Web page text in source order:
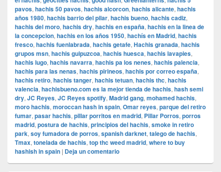
pavos, hachis 50 pavos, hachis alcorcon, hachis alicante, hachis
años 1980, hachis barrio del pilar, hachis bueno, hachis cadiz,
hachis del moro, hachis dry, hachis en españa, hachis en la linea de
la concepcion, hachis en los años 1950, hachís en Madrid, hachis
fresco, hachis fuenlabrada, hachis getafe, Hachis granada, hachis
grupos msn, hachis guipuzcoa, hachis huesca, hachis lavapies,
hachis lugo, hachis navarra, hachis pa los nenes, hachis palencia,
hachis para las nenas, hachis pirineos, hachis por correo españa,
hachis retiro, hachis tanger, hachis tetuan, hachis thc, hachis
valencia, hachisbueno.com es la mejor tienda de hachis, hash semi
dry, JC Reyes, JC Reyes spotify, Madrid gang, mohamed hachis,
moro hachis, moroccan hash in spain, Omar reyes, parque del retiro
fumar, pasar hachis, pillar porritos en madrid, Pillar Porros, porros
madrid, postura de hachis, principios del hachis, smoke in retiro
park, soy fumadora de porros, spanish darknet, talego de hachis,
Tmax, tonelada de hachis, top thc weed madrid, where to buy
hashish in spain | Deja un comentario